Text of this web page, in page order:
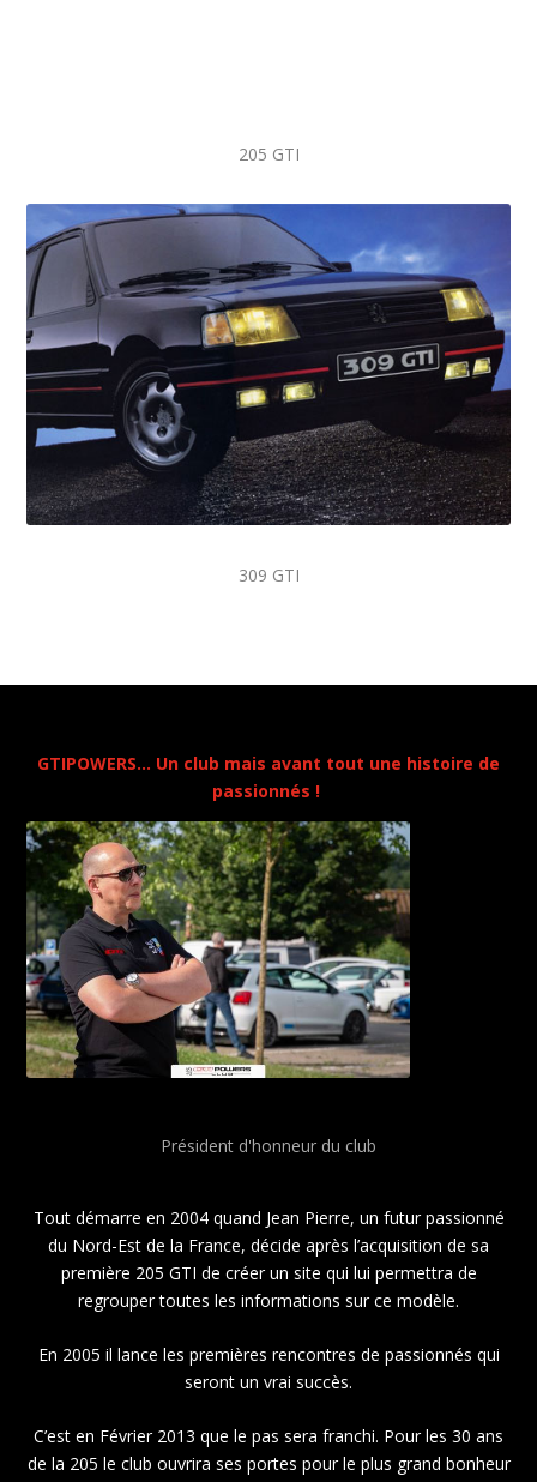
205 GTI
309 GTI
GTIPOWERS… Un club mais avant tout une histoire de
passionnés !
Président d'honneur du club
Tout démarre en 2004 quand Jean Pierre, un futur passionné
du Nord-Est de la France, décide après l’acquisition de sa
première 205 GTI de créer un site qui lui permettra de
regrouper toutes les informations sur ce modèle.
En 2005 il lance les premières rencontres de passionnés qui
seront un vrai succès.
C’est en Février 2013 que le pas sera franchi. Pour les 30 ans
de la 205 le club ouvrira ses portes pour le plus grand bonheur